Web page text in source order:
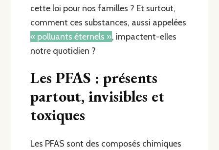
cette loi pour nos familles ? Et surtout,
comment ces substances, aussi appelées
« polluants éternels », impactent-elles
notre quotidien ?
Les PFAS : présents
partout, invisibles et
toxiques
Les PFAS sont des composés chimiques